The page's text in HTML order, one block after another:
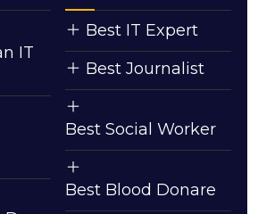
IT
Best IT Expert
Best Journalist
Best Social Worker
Best Blood Donare